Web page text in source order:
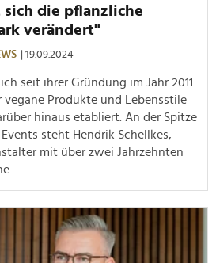
die pflanzliche
verändert"
| 19.09.2024
seit ihrer Gründung im Jahr 2011
vegane Produkte und Lebensstile
hinaus etabliert. An der Spitze
steht Hendrik Schellkes,
mit über zwei Jahrzehnten